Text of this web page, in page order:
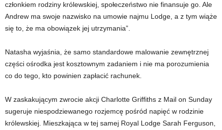
członkiem rodziny królewskiej, społeczeństwo nie finansuje go. Ale
Andrew ma swoje nazwisko na umowie najmu Lodge, a z tym wiąże
się to, że ma obowiązek jej utrzymania”.
Natasha wyjaśnia, że ​​samo standardowe malowanie zewnętrznej
części ośrodka jest kosztownym zadaniem i nie ma porozumienia
co do tego, kto powinien zapłacić rachunek.
W zaskakującym zwrocie akcji Charlotte Griffiths z Mail on Sunday
sugeruje niespodziewanego rozjemcę pośród napięć w rodzinie
królewskiej. Mieszkająca w tej samej Royal Lodge Sarah Ferguson,